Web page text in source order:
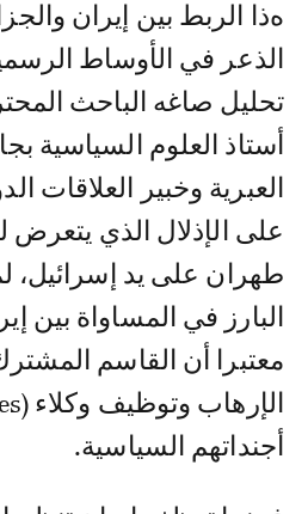
هذا الربط بين إيران والجزائر أحدث حالة من
الذعر في الأوساط
تحليل صاغه الباحث
أستاذ العلوم السياسية
العبرية وخبير العلاقات
على الإذلال الذي يتعرض
طهران على يد إسرائيل،
البارز في المساواة بين
معتبرا أن القاسم
أجنداتهم السياسية.